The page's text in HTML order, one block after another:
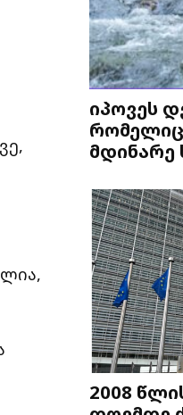
იპოვეს
მდინარე
2008